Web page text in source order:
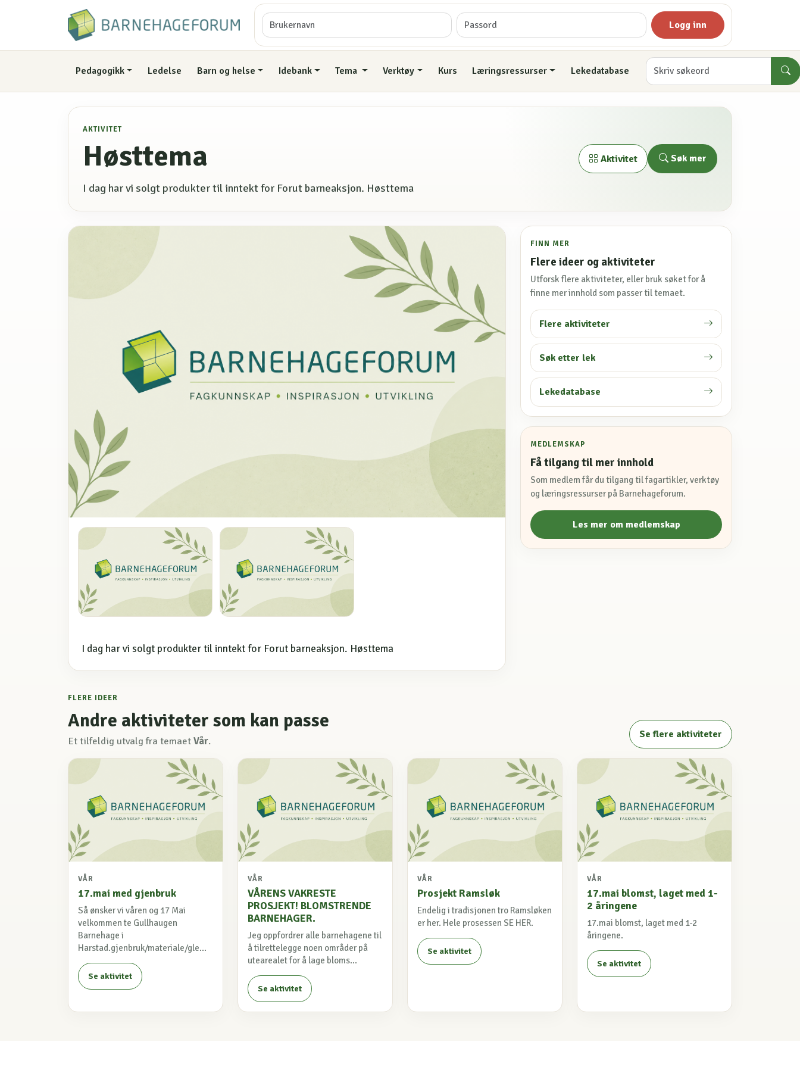
Logg inn
Pedagogikk Ledelse Barn og helse Idebank Tema Verktøy Kurs Læringsressurser Lekedatabase
AKTIVITET
Høsttema
I dag har vi solgt produkter til inntekt for Forut barneaksjon. Høsttema
Aktivitet Søk mer
I dag har vi solgt produkter til inntekt for Forut barneaksjon. Høsttema
FINN MER
Flere ideer og aktiviteter
Utforsk flere aktiviteter, eller bruk søket for å
finne mer innhold som passer til temaet.
Flere aktiviteter
Søk etter lek
Lekedatabase
MEDLEMSKAP
Få tilgang til mer innhold
Som medlem får du tilgang til fagartikler, verktøy
og læringsressurser på Barnehageforum.
Les mer om medlemskap
FLERE IDEER
Andre aktiviteter som kan passe
Et tilfeldig utvalg fra temaet Vår.
Se flere aktiviteter
VÅR
17.mai med gjenbruk
Så ønsker vi våren og 17 Mai
velkommen te Gullhaugen
Barnehage i
Harstad.gjenbruk/materiale/gle...
Se aktivitet
VÅR
VÅRENS VAKRESTE
PROSJEKT! BLOMSTRENDE
BARNEHAGER.
Jeg oppfordrer alle barnehagene til
å tilrettelegge noen områder på
utearealet for å lage bloms...
Se aktivitet
VÅR
Prosjekt Ramsløk
Endelig i tradisjonen tro Ramsløken
er her. Hele prosessen SE HER.
Se aktivitet
VÅR
17.mai blomst, laget med 1-
2 åringene
17.mai blomst, laget med 1-2
åringene.
Se aktivitet